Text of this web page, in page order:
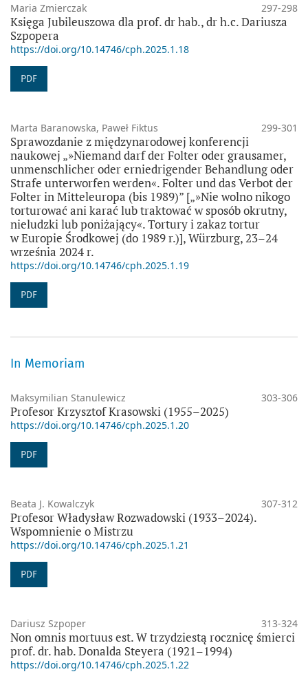
Maria Zmierczak 297-298
Księga Jubileuszowa dla prof. dr hab., dr h.c. Dariusza
Szpopera
https://doi.org/10.14746/cph.2025.1.18
PDF
Marta Baranowska, Paweł Fiktus 299-301
Sprawozdanie z międzynarodowej konferencji
naukowej „»Niemand darf der Folter oder grausamer,
unmenschlicher oder erniedrigender Behandlung oder
Strafe unterworfen werden«. Folter und das Verbot der
Folter in Mitteleuropa (bis 1989)” [„»Nie wolno nikogo
torturować ani karać lub traktować w sposób okrutny,
nieludzki lub poniżający«. Tortury i zakaz tortur
w Europie Środkowej (do 1989 r.)], Würzburg, 23–24
września 2024 r.
https://doi.org/10.14746/cph.2025.1.19
PDF
In Memoriam
Maksymilian Stanulewicz 303-306
Profesor Krzysztof Krasowski (1955–2025)
https://doi.org/10.14746/cph.2025.1.20
PDF
Beata J. Kowalczyk 307-312
Profesor Władysław Rozwadowski (1933–2024).
Wspomnienie o Mistrzu
https://doi.org/10.14746/cph.2025.1.21
PDF
Dariusz Szpoper 313-324
Non omnis mortuus est. W trzydziestą rocznicę śmierci
prof. dr. hab. Donalda Steyera (1921–1994)
https://doi.org/10.14746/cph.2025.1.22